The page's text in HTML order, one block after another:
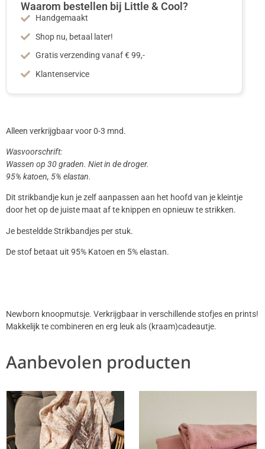
Waarom bestellen bij Little & Cool?
Handgemaakt
Shop nu, betaal later!
Gratis verzending vanaf € 99,-
Klantenservice
Alleen verkrijgbaar voor 0-3 mnd.
Wasvoorschrift:
Wassen op 30 graden. Niet in de droger.
95% katoen, 5% elastan.
Dit strikbandje kun je zelf aanpassen aan het hoofd van je kleintje
door het op de juiste maat af te knippen en opnieuw te strikken.
Je besteldde Strikbandjes per stuk.
De stof betaat uit 95% Katoen en 5% elastan.
Newborn knoopmutsje. Verkrijgbaar in verschillende stofjes en prints!
Makkelijk te combineren en erg leuk als (kraam)cadeautje.
Aanbevolen producten